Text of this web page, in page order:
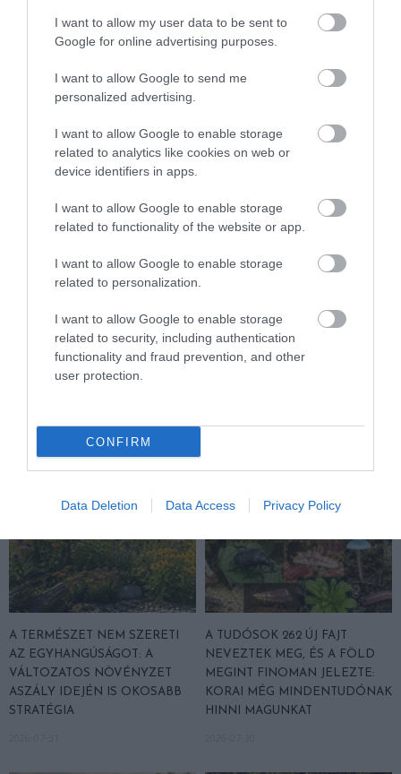
I want to allow my user data to be sent to
Google for online advertising purposes.
I want to allow Google to send me
personalized advertising.
I want to allow Google to enable storage
related to analytics like cookies on web or
device identifiers in apps.
I want to allow Google to enable storage
related to functionality of the website or app.
I want to allow Google to enable storage
related to personalization.
I want to allow Google to enable storage
related to security, including authentication
functionality and fraud prevention, and other
user protection.
CONFIRM
Data Deletion Data Access Privacy Policy
KUBU-SZIGET: ÓRIÁSI BAOBABOK ÉS ŐSI FOSSZÍLIÁK OTTHONA
HASONLÓ ÉRDEKESSÉGEK
KIRÁNDULÁS PANNONHALMA
KÖRNYÉKÉN: TERMÉSZET,
SZŐLŐ ÉS KOMLÓ
TALÁLKOZÁSA
HŐKUPOLA MAGYARORSZÁG
FELETT: MI EZ A LÁTHATATLAN
FEDŐ, ÉS MI TÖRTÉNIK
A TERMÉSZET NEM SZERETI
AZ EGYHANGÚSÁGOT: A
VÁLTOZATOS NÖVÉNYZET
ASZÁLY IDEJÉN IS OKOSABB
STRATÉGIA
A TUDÓSOK 262 ÚJ FAJT
NEVEZTEK MEG, ÉS A FÖLD
MEGINT FINOMAN JELEZTE:
KORAI MÉG MINDENTUDÓNAK
HINNI MAGUNKAT